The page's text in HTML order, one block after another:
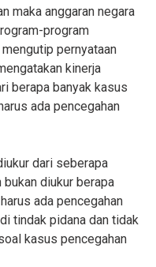
maka anggaran negara
program
pernyataan
kinerja
berapa banyak kasus
ada pencegahan
dari seberapa
diukur berapa
ada pencegahan
tindak pidana dan tidak
kasus pencegahan